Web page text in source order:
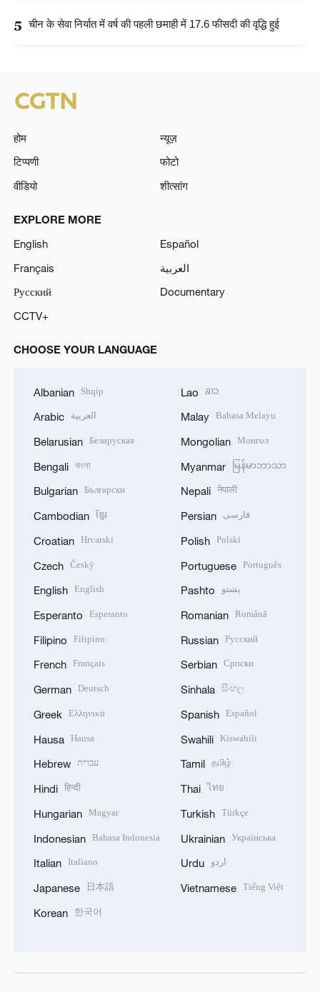
5 चीन के सेवा निर्यात में वर्ष की पहली छमाही में 17.6 फीसदी की वृद्धि हुई
होम
न्यूज़
टिप्पणी
फोटो
वीडियो
शीत्सांग
EXPLORE MORE
English
Español
Français
العربية
Русский
Documentary
CCTV+
CHOOSE YOUR LANGUAGE
Albanian Shqip
Arabic العربية
Belarusian Беларуская
Bengali বাংলা
Bulgarian Български
Cambodian ខ្មែរ
Croatian Hrvatski
Czech Český
English English
Esperanto Esperanto
Filipino Filipino
French Français
German Deutsch
Greek Ελληνικά
Hausa Hausa
Hebrew עברית
Hindi हिन्दी
Hungarian Magyar
Indonesian Bahasa Indonesia
Italian Italiano
Japanese 日本語
Korean 한국어
Lao ລາວ
Malay Bahasa Melayu
Mongolian Монгол
Myanmar မြန်မာဘာသာ
Nepali नेपाली
Persian فارسی
Polish Polski
Portuguese Português
Pashto پښتو
Romanian Română
Russian Русский
Serbian Српски
Sinhala සිංහල
Spanish Español
Swahili Kiswahili
Tamil தமிழ்
Thai ไทย
Turkish Türkçe
Ukrainian Українська
Urdu اردو
Vietnamese Tiếng Việt